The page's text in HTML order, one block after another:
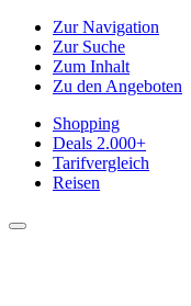
Zur Navigation
Zur Suche
Zum Inhalt
Zu den Angeboten
Shopping
Deals 2.000+
Tarifvergleich
Reisen